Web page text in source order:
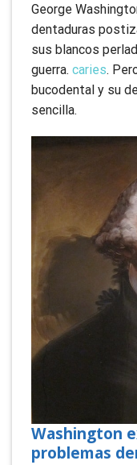
George
dentaduras
sus blancos
guerra. caries.
bucodental y su
sencilla.
Washington
problemas